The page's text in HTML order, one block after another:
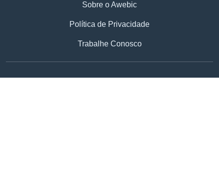
Sobre o Awebic
Política de Privacidade
Trabalhe Conosco